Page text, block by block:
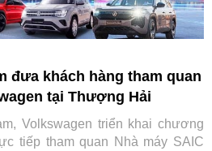
đưa khách hàng tham quan
tại Thượng Hải
Volkswagen triển khai chương
tiếp tham quan Nhà máy SAIC